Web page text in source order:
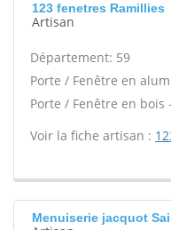
123 fenetres Ramillies
Artisan
Département: 59
Porte / Fenêtre en
Porte / Fenêtre en bois
Voir la fiche artisan :
Menuiserie jacquot